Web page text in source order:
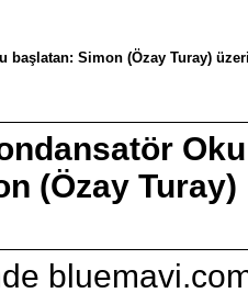
Simon (Özay Turay)
(Özay Turay)